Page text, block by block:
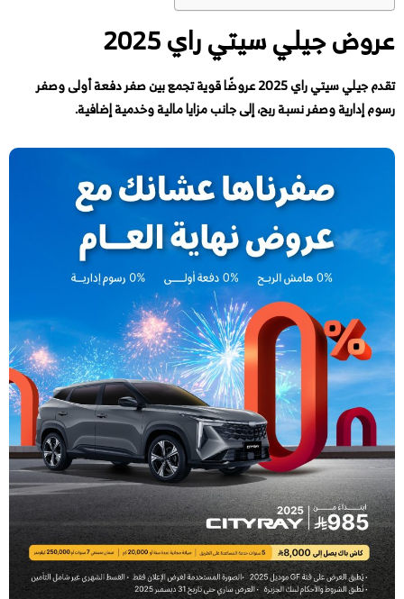
عروض جيلي سيتي راي 2025
تقدم جيلي سيتي راي 2025 عروضًا قوية تجمع بين صفر دفعة أولى وصفر
رسوم إدارية وصفر نسبة ربح، إلى جانب مزايا مالية وخدمية إضافية.